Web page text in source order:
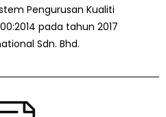
Pengurusan Kualiti
pada tahun 2017
Sdn. Bhd.